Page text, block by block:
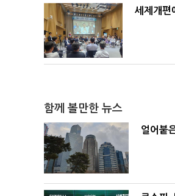
세제개편
함께 볼만한 뉴스
얼어붙